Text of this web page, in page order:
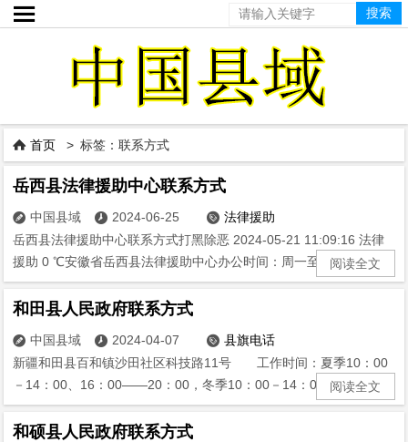

 首页 > 标签：联系方式
岳西县法律援助中心联系方式
 中国县域  2024-06-25  法律援助
岳西县法律援助中心联系方式打黑除恶 2024-05-21 11:09:16 法律
援助 0 ℃安徽省岳西县法律援助中心办公时间：周一至周五8:00...
阅读全文
和田县人民政府联系方式
 中国县域  2024-04-07  县旗电话
新疆和田县百和镇沙田社区科技路11号 工作时间：夏季10：00
－14：00、16：00——20：00，冬季10：00－14：00，15：3...
阅读全文
和硕县人民政府联系方式